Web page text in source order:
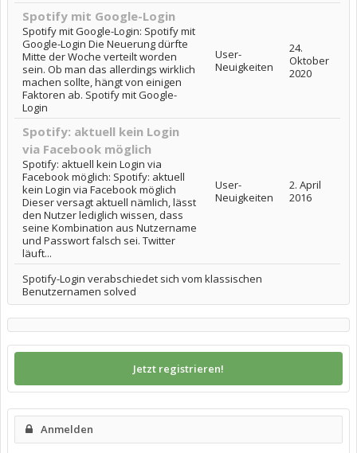
Spotify mit Google-Login
Spotify mit Google-Login: Spotify mit
Google-Login Die Neuerung dürfte
Mitte der Woche verteilt worden
sein. Ob man das allerdings wirklich
machen sollte, hängt von einigen
Faktoren ab. Spotify mit Google-
Login
User-
Neuigkeiten
24.
Oktober
2020
Spotify: aktuell kein Login
via Facebook möglich
Spotify: aktuell kein Login via
Facebook möglich: Spotify: aktuell
kein Login via Facebook möglich
Dieser versagt aktuell nämlich, lässt
den Nutzer lediglich wissen, dass
seine Kombination aus Nutzername
und Passwort falsch sei. Twitter
läuft...
User-
Neuigkeiten
2. April
2016
Spotify-Login verabschiedet sich vom klassischen
Benutzernamen solved
Jetzt registrieren!
Anmelden